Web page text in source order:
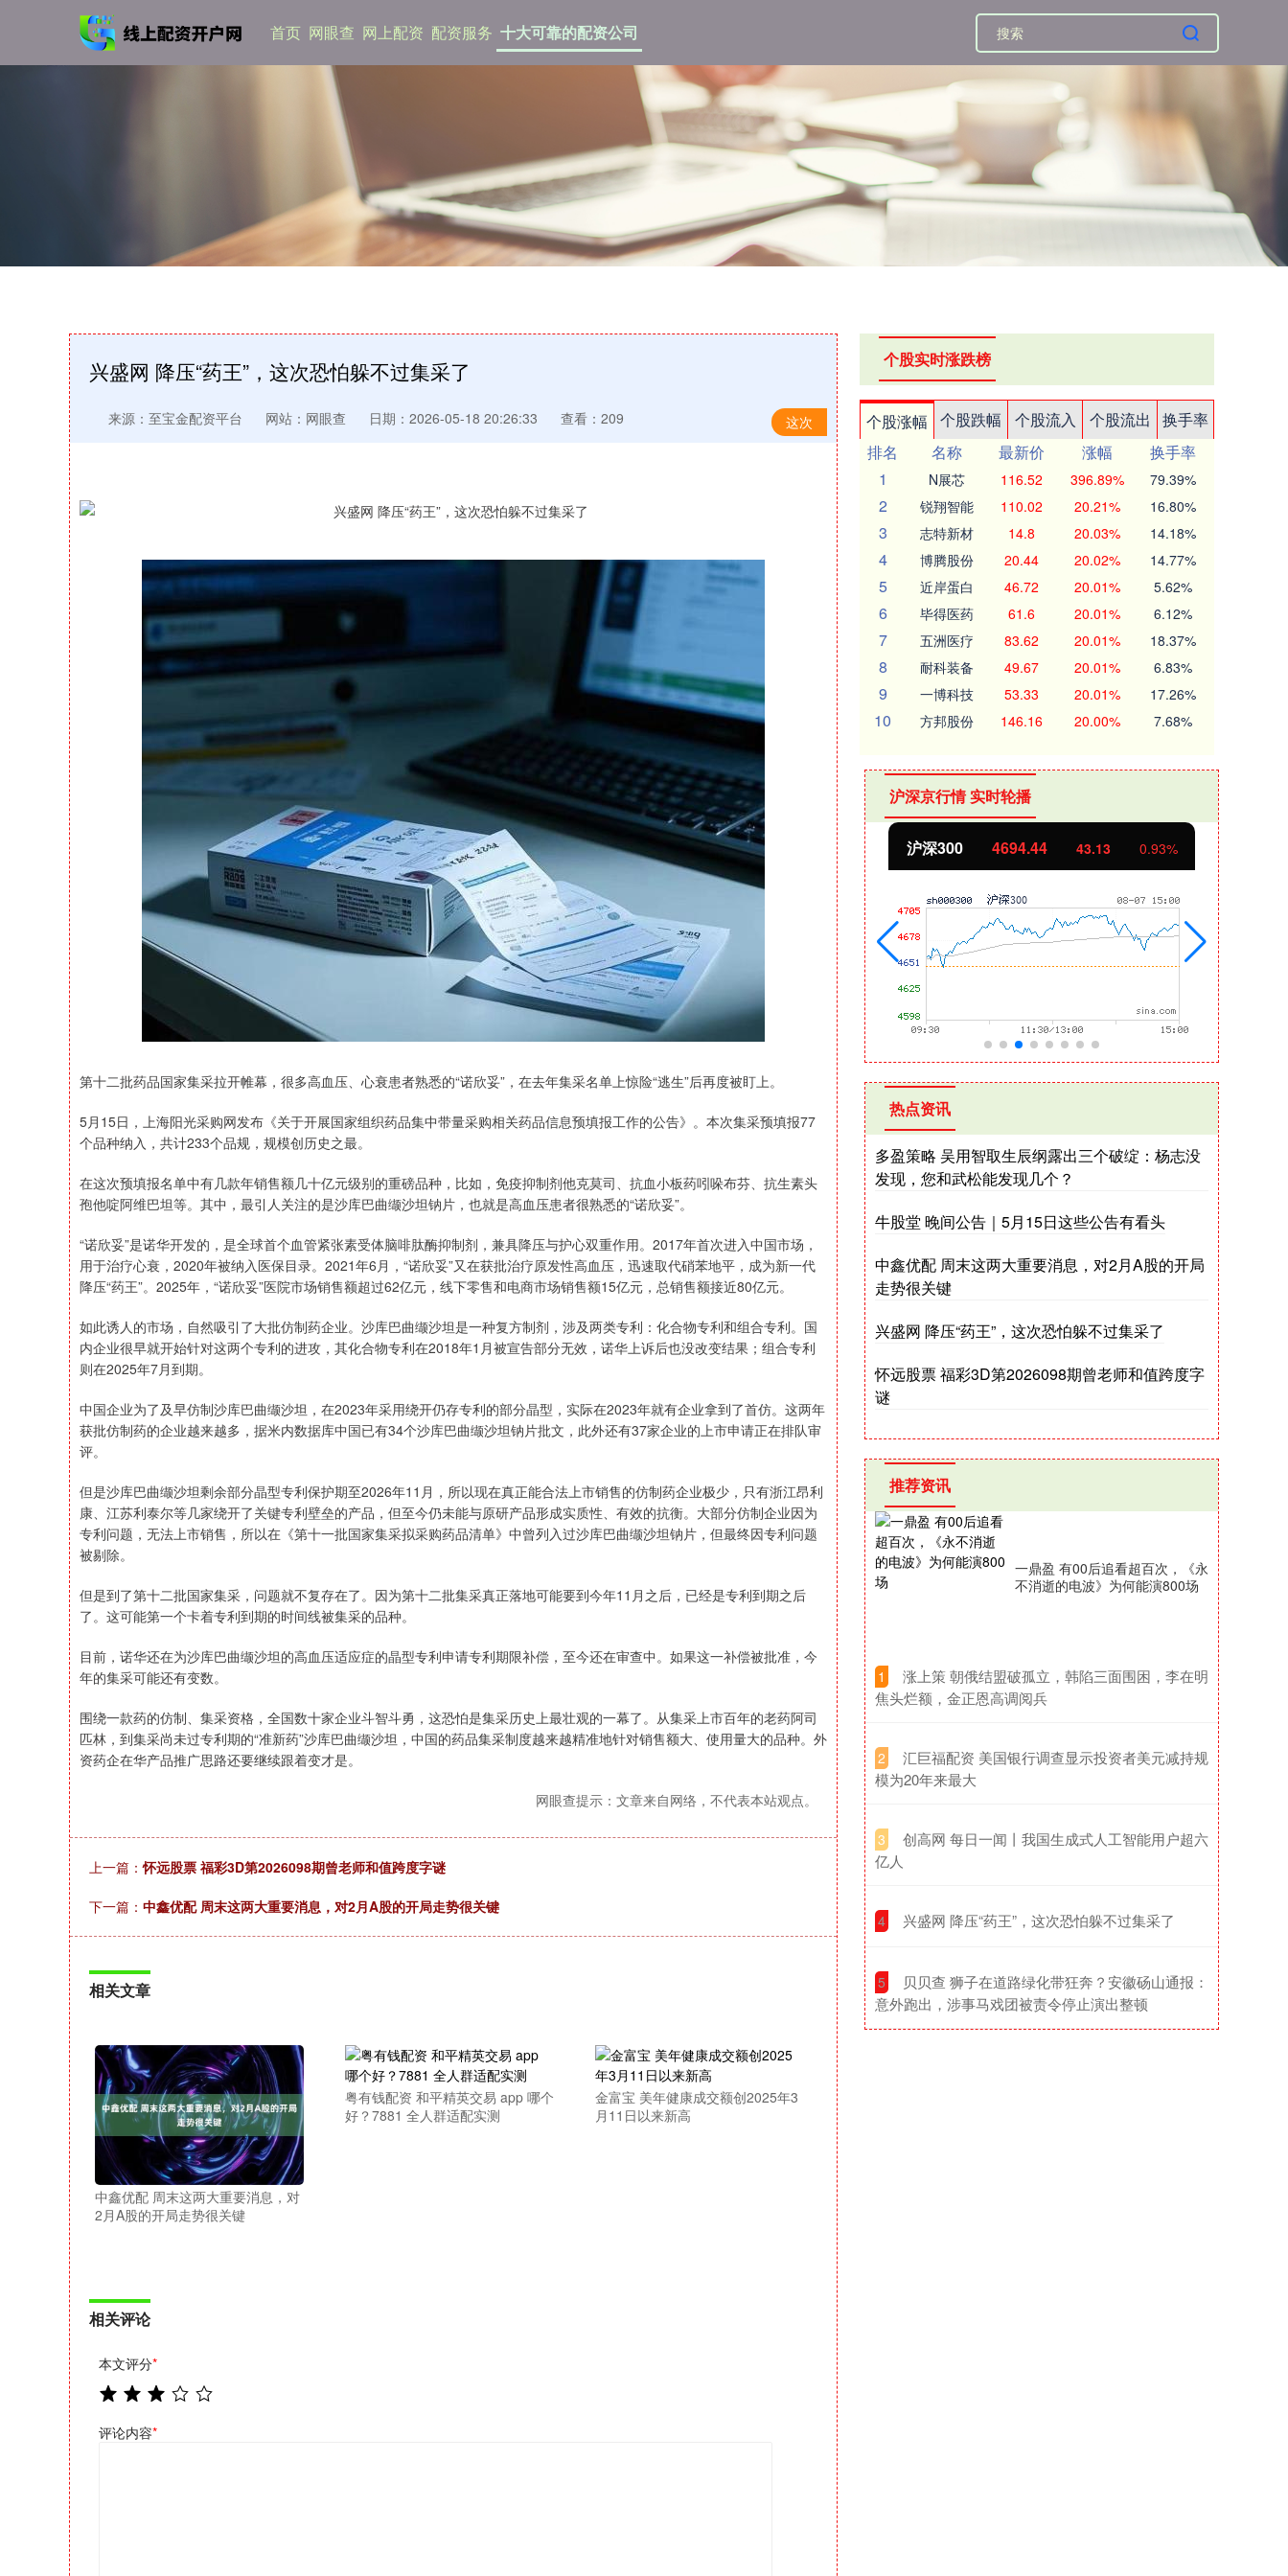
首页 网眼查 网上配资 配资服务 十大可靠的配资公司
兴盛网 降压“药王”，这次恐怕躲不过集采了
这次
来源：至宝金配资平台 网站：网眼查 日期：2026-05-18 20:26:33 查看：209
第十二批药品国家集采拉开帷幕，很多高血压、心衰患者熟悉的“诺欣妥”，在去年集采名单上惊险“逃生”后再度被盯上。
5月15日，上海阳光采购网发布《关于开展国家组织药品集中带量采购相关药品信息预填报工作的公告》。本次集采预填报77
个品种纳入，共计233个品规，规模创历史之最。
在这次预填报名单中有几款年销售额几十亿元级别的重磅品种，比如，免疫抑制剂他克莫司、抗血小板药吲哚布芬、抗生素头
孢他啶阿维巴坦等。其中，最引人关注的是沙库巴曲缬沙坦钠片，也就是高血压患者很熟悉的“诺欣妥”。
“诺欣妥”是诺华开发的，是全球首个血管紧张素受体脑啡肽酶抑制剂，兼具降压与护心双重作用。2017年首次进入中国市场，
用于治疗心衰，2020年被纳入医保目录。2021年6月，“诺欣妥”又在获批治疗原发性高血压，迅速取代硝苯地平，成为新一代
降压“药王”。2025年，“诺欣妥”医院市场销售额超过62亿元，线下零售和电商市场销售额15亿元，总销售额接近80亿元。
如此诱人的市场，自然吸引了大批仿制药企业。沙库巴曲缬沙坦是一种复方制剂，涉及两类专利：化合物专利和组合专利。国
内企业很早就开始针对这两个专利的进攻，其化合物专利在2018年1月被宣告部分无效，诺华上诉后也没改变结果；组合专利
则在2025年7月到期。
中国企业为了及早仿制沙库巴曲缬沙坦，在2023年采用绕开仍存专利的部分晶型，实际在2023年就有企业拿到了首仿。这两年
获批仿制药的企业越来越多，据米内数据库中国已有34个沙库巴曲缬沙坦钠片批文，此外还有37家企业的上市申请正在排队审
评。
但是沙库巴曲缬沙坦剩余部分晶型专利保护期至2026年11月，所以现在真正能合法上市销售的仿制药企业极少，只有浙江昂利
康、江苏利泰尔等几家绕开了关键专利壁垒的产品，但至今仍未能与原研产品形成实质性、有效的抗衡。大部分仿制企业因为
专利问题，无法上市销售，所以在《第十一批国家集采拟采购药品清单》中曾列入过沙库巴曲缬沙坦钠片，但最终因专利问题
被剔除。
但是到了第十二批国家集采，问题就不复存在了。因为第十二批集采真正落地可能要到今年11月之后，已经是专利到期之后
了。这可能第一个卡着专利到期的时间线被集采的品种。
目前，诺华还在为沙库巴曲缬沙坦的高血压适应症的晶型专利申请专利期限补偿，至今还在审查中。如果这一补偿被批准，今
年的集采可能还有变数。
围绕一款药的仿制、集采资格，全国数十家企业斗智斗勇，这恐怕是集采历史上最壮观的一幕了。从集采上市百年的老药阿司
匹林，到集采尚未过专利期的“准新药”沙库巴曲缬沙坦，中国的药品集采制度越来越精准地针对销售额大、使用量大的品种。外
资药企在华产品推广思路还要继续跟着变才是。
网眼查提示：文章来自网络，不代表本站观点。
上一篇：怀远股票 福彩3D第2026098期曾老师和值跨度字谜
下一篇： 中鑫优配 周末这两大重要消息，对2月A股的开局走势很关键
相关文章
中鑫优配 周末这两大重要消息，对
2月A股的开局走势很关键
粤有钱配资 和平精英交易 app 哪个
好？7881 全人群适配实测
金富宝 美年健康成交额创2025年3
月11日以来新高
相关评论
本文评分*
评论内容*
个股实时涨跌榜
个股涨幅 个股跌幅 个股流入 个股流出
换手率
排名
名称 最新价 涨幅
换手率
1
N展芯 116.52 396.89% 79.39%
2 锐翔智能 110.02 20.21% 16.80%
3 志特新材 14.8 20.03% 14.18%
4 博腾股份 20.44 20.02% 14.77%
5 近岸蛋白 46.72 20.01% 5.62%
6 毕得医药 61.6 20.01% 6.12%
7 五洲医疗 83.62 20.01% 18.37%
8 耐科装备 49.67 20.01% 6.83%
9 一博科技 53.33 20.01% 17.26%
10 方邦股份 146.16 20.00% 7.68%
沪深京行情 实时轮播
深证成指 14311.01 200.89 1.42% 沪深300 4694.44 43.13 北证50 1134.24 11.37 1.01%
热点资讯
多盈策略 吴用智取生辰纲露出三个破绽：杨志没
发现，您和武松能发现几个？
牛股堂 晚间公告｜5月15日这些公告有看头
中鑫优配 周末这两大重要消息，对2月A股的开局
走势很关键
兴盛网 降压“药王”，这次恐怕躲不过集采了
怀远股票 福彩3D第2026098期曾老师和值跨度字
谜
推荐资讯
一鼎盈 有00后追看超百次，《永
不消逝的电波》为何能演800场
1
​涨上策 朝俄结盟破孤立，韩陷三面围困，李在明
焦头烂额，金正恩高调阅兵
2
​汇巨福配资 美国银行调查显示投资者美元减持规
模为20年来最大
3
​创高网 每日一闻丨我国生成式人工智能用户超六
亿人
4 ​兴盛网 降压“药王”，这次恐怕躲不过集采了
5
​贝贝查 狮子在道路绿化带狂奔？安徽砀山通报：
意外跑出，涉事马戏团被责令停止演出整顿